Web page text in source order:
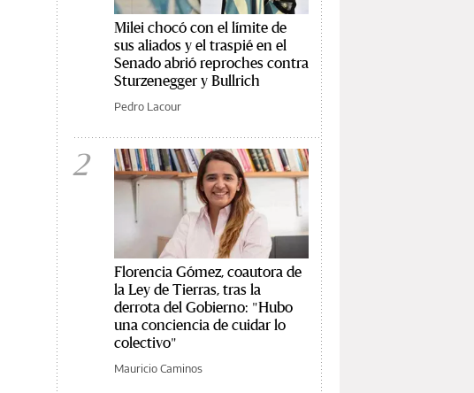
Milei chocó con el límite de
sus aliados y el traspié en el
Senado abrió reproches contra
Sturzenegger y Bullrich
Pedro Lacour
2
Florencia Gómez, coautora de
la Ley de Tierras, tras la
derrota del Gobierno: "Hubo
una conciencia de cuidar lo
colectivo"
Mauricio Caminos